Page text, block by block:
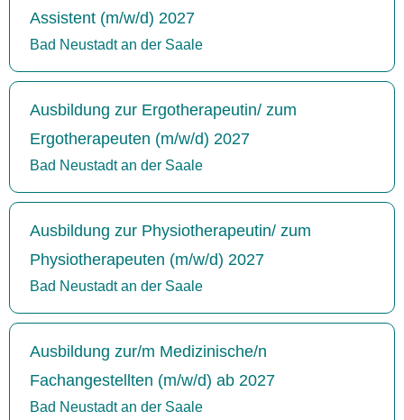
Assistent (m/w/d) 2027
Bad Neustadt an der Saale
Ausbildung zur Ergotherapeutin/ zum
Ergotherapeuten (m/w/d) 2027
Bad Neustadt an der Saale
Ausbildung zur Physiotherapeutin/ zum
Physiotherapeuten (m/w/d) 2027
Bad Neustadt an der Saale
Ausbildung zur/m Medizinische/n
Fachangestellten (m/w/d) ab 2027
Bad Neustadt an der Saale